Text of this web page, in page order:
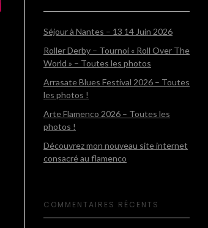
Séjour à Nantes – 13 14 Juin 2026
Roller Derby – Tournoi « Roll Over The
World » – Toutes les photos
Arrasate Blues Festival 2026 – Toutes
les photos !
Arte Flamenco 2026 – Toutes les
photos !
Découvrez mon nouveau site internet
consacré au flamenco
COMMENTAIRES RÉCENTS